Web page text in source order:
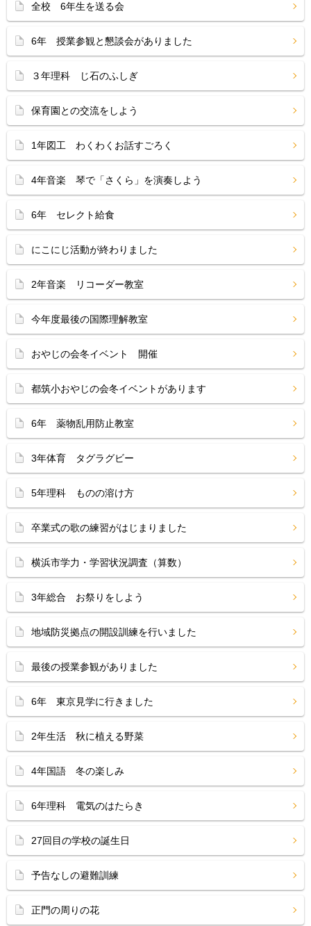
全校 6年生を送る会
6年 授業参観と懇談会がありました
３年理科 じ石のふしぎ
保育園との交流をしよう
1年図工 わくわくお話すごろく
4年音楽 琴で「さくら」を演奏しよう
6年 セレクト給食
にこにじ活動が終わりました
2年音楽 リコーダー教室
今年度最後の国際理解教室
おやじの会冬イベント 開催
都筑小おやじの会冬イベントがあります
6年 薬物乱用防止教室
3年体育 タグラグビー
5年理科 ものの溶け方
卒業式の歌の練習がはじまりました
横浜市学力・学習状況調査（算数）
3年総合 お祭りをしよう
地域防災拠点の開設訓練を行いました
最後の授業参観がありました
6年 東京見学に行きました
2年生活 秋に植える野菜
4年国語 冬の楽しみ
6年理科 電気のはたらき
27回目の学校の誕生日
予告なしの避難訓練
正門の周りの花